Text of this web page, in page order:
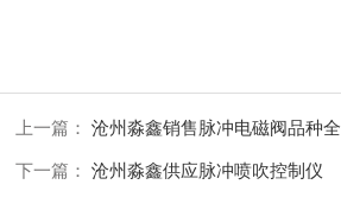
上一篇： 沧州淼鑫销售脉冲电磁阀品种全
下一篇： 沧州淼鑫供应脉冲喷吹控制仪